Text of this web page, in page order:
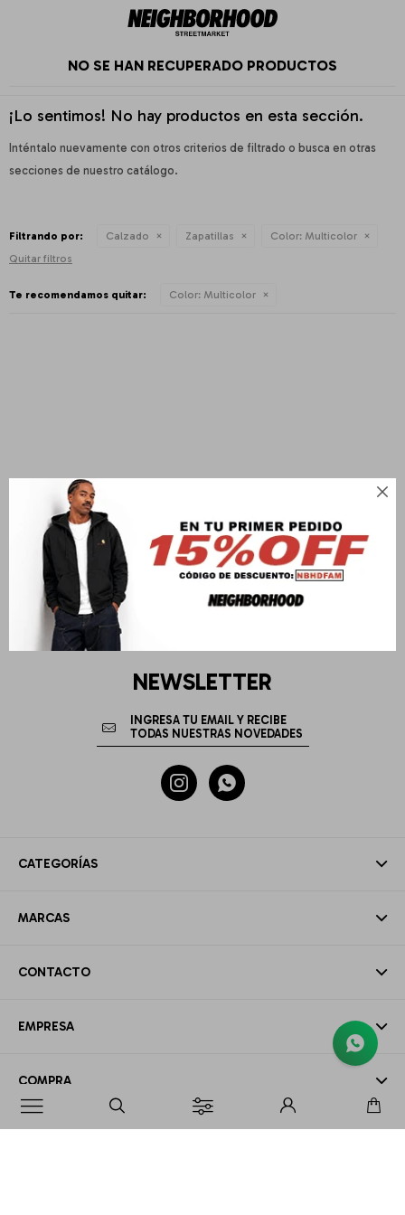


NO SE HAN RECUPERADO PRODUCTOS
¡Lo sentimos! No hay productos en esta sección.
Inténtalo nuevamente con otros criterios de filtrado o busca en otras
secciones de nuestro catálogo.
Filtrando por: Calzado Zapatillas Color: Multicolor
Quitar filtros
Te recomendamos quitar: Color: Multicolor
CATEGORÍAS
MARCAS
CONTACTO
EMPRESA
COMPRA
NEWSLETTER
 